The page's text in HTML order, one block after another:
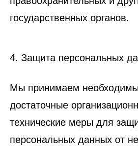
государственных органов.
4. Защита персональных
Мы принимаем
достаточные
технические меры для
персональных данных от